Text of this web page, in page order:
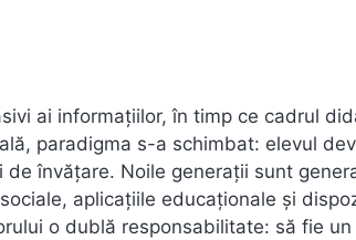
ai informațiilor, în timp ce cadrul
paradigma s-a schimbat: elevul
învățare. Noile generații sunt
aplicațiile educaționale și
o dublă responsabilitate: să fie un